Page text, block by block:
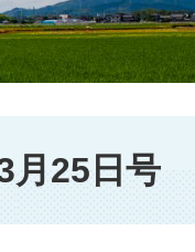
25日号